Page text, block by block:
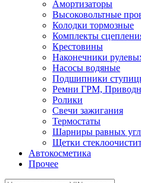
Амортизаторы
Высоковольтные
Колодки тормозные
Комплекты
Крестовины
Наконечники
Насосы водяные
Подшипники
Ремни ГРМ,
Ролики
Свечи зажигания
Термостаты
Шарниры равных
Щетки
Автокосметика
Прочее